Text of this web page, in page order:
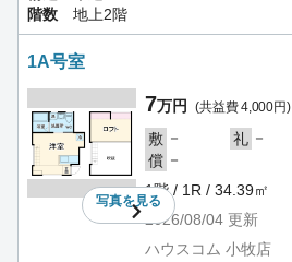
階数
地上2階
1A号室
写真を見る
7万円 (共益費 4,000円)
敷 － 礼 －
償 －
1階 / 1R / 34.39㎡
2026/08/04 更新
ハウスコム 小牧店